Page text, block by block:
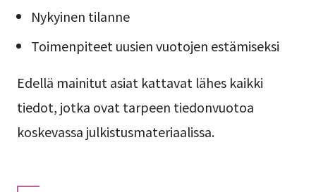
Nykyinen tilanne
Toimenpiteet uusien vuotojen estämiseksi
Edellä mainitut asiat kattavat lähes kaikki
tiedot, jotka ovat tarpeen tiedonvuotoa
koskevassa julkistusmateriaalissa.